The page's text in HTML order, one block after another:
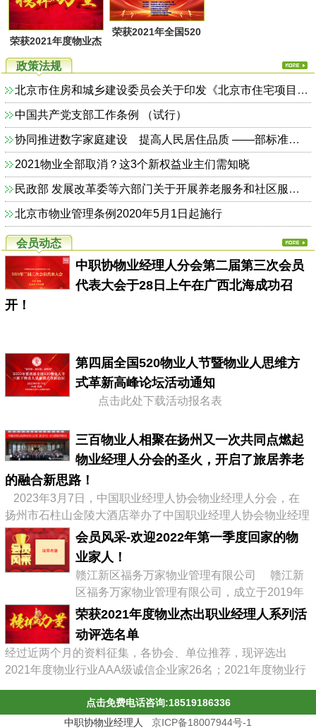
荣获2021年度物业杰
出职业经理人系列活
动评选名单
荣获2021年全国520
列评选名单
政策法规
北京市住房和城乡建设委员会关于印发《北京市住宅项目物业服务综合监管实施方案（试行）》的通知
中国共产党支部工作条例 （试行）
协同推进数字家庭建设 提高人民居住品质 ——部标准定额司相关负责人解读《关于加快发展数字家庭 提高居住品质的指导意见》
2021物业全部取消？这3个新权益业主们需知晓
民政部 发展改革委等六部门关于开展养老服务和社区服务信息惠民工程试点工作的通知（民函〔2014〕325号）
北京市物业管理条例2020年5月1日起施行
会员动态
中职协物业经理人分会第二届第三次会员
代表大会于28日上午在广西北海成功召
开！
第四届全国520物业人节暨物业人思维方
式革新高峰论坛活动通知
点击此处下载活动报名表
三百物业人相聚在扬州又一次共同点燃起
物业经理人分会的圣火，开启了旅居养老
的融合新思路！
2023年3月7日，中国职业经理人协会物业经理人分会，在
扬州市石柱山金陵大酒店举办了中国职业经理人协会物业经理
人分会第二届会员大会暨物业企业转型发展高峰论坛，有来自
全国物业协会、物业公司的300多位代表参加了会议，李占军
会长继续连任会长，会议通过《中职协物业经理人分会管理办
法》，并选举出了第二届分会理事会、第二届常务理事、副会
长及名誉会长。 李占军连任...
会员风采-欢迎2022年第一季度回家的物
业家人！
赣江新区福务万家物业管理有限公司 赣江新
区福务万家物业管理有限公司，成立于2019年
03月08日，属赣江控股集团旗下中赣置业全资
子公司，目前在管11个项目。 企业经营范围:
物业管理，文化场馆管理服务，商业综合体管
理服务，园区管理服务，集贸市场管理服务，
停车场管理服务，工程管理服务，供冷供暖设
施管理服务，酒店管理服务，城市绿化管理服
务，会议及展览服务，礼...
荣获2021年度物业杰出职业经理人系列活
动评选名单
经过近两个月的资料征集，各协会、单位推荐，现评选出
2021年度物业行业AAA级诚信企业家26名；2021年度物业行
85名；2021年度物业行业优秀总监38名；2021年度物业行业
最具员工幸福感企业43家；2021年度物业职业经理人推崇
点击免费电话咨询:18519186336
中职协物业经理人 京ICP备18007944号-1